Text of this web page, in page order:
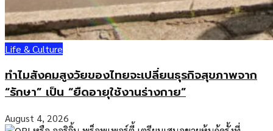
Life & Culture
ทำไมสังคมสูงวัยของไทยจะเปลี่ยนธุรกิจสุขภาพจาก
“รักษา” เป็น “ยืดอายุใช้งานร่างกาย”
August 4, 2026